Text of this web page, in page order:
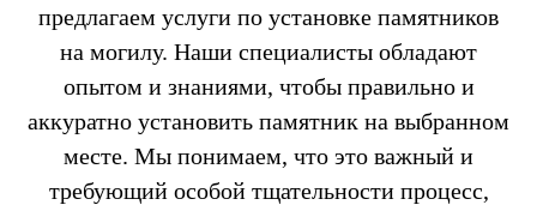
предлагаем услуги по установке памятников
на могилу. Наши специалисты обладают
опытом и знаниями, чтобы правильно и
аккуратно установить памятник на выбранном
месте. Мы понимаем, что это важный и
требующий особой тщательности процесс,